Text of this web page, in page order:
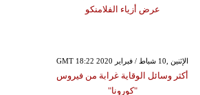
عرض أزياء الفلامنكو
GMT 18:22 2020 الإثنين ,10 شباط / فبراير
أكثر وسائل الوقاية غرابة من فيروس
"كورونا"